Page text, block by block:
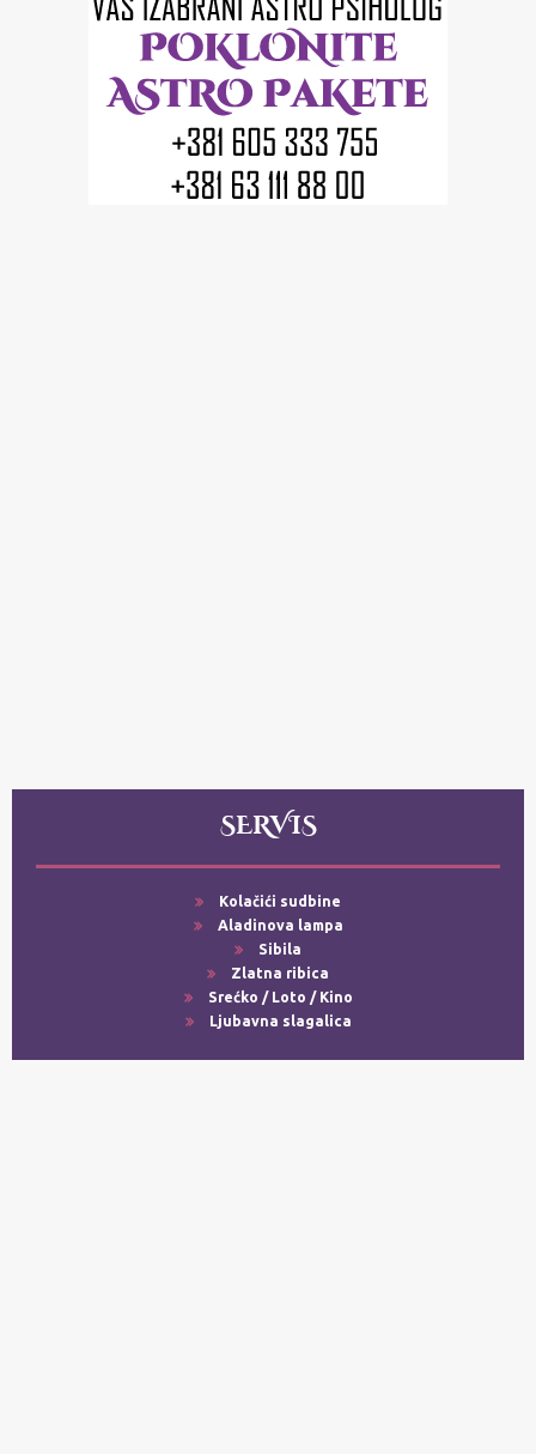
SERVIS
Kolačići sudbine
Aladinova lampa
Sibila
Zlatna ribica
Srećko / Loto / Kino
Ljubavna slagalica